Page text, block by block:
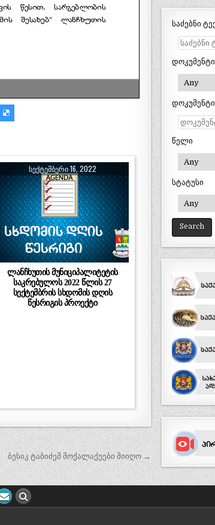
ᲡᲔᲥᲢᲔᲛᲑᲔᲠᲘ 16, 2022
ლანჩხუთის მუნიციპალიტეტის
საკრებულოს 2022 წლის 27
სექტემბრის სხდომის დღის
წესრიგის პროექტი
ბესიკ ტაბიძემ მოქალაქეები მიიღო →
საძებნი
წელი
სტატუსი